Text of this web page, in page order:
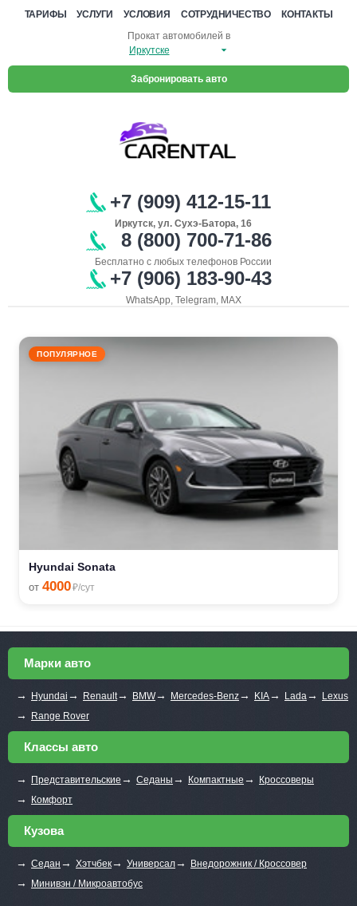
ТАРИФЫ УСЛУГИ УСЛОВИЯ СОТРУДНИЧЕСТВО
КОНТАКТЫ
Прокат автомобилей в
Забронировать авто
+7 (909) 412-15-11
Иркутск, ул. Сухэ-Батора, 16
8 (800) 700-71-86
Бесплатно с любых телефонов России
+7 (906) 183-90-43
WhatsApp, Telegram, MAX
ПОПУЛЯРНОЕ
Hyundai Sonata
от 4000₽/сут
Марки авто
→ Hyundai → Renault→ BMW→ Mercedes-Benz→ KIA→ Lada→ Lexus
→ Range Rover
Классы авто
→ Представительские → Седаны → Компактные → Кроссоверы
→ Комфорт
Кузова
→ Седан → Хэтчбек→ Универсал→ Внедорожник / Кроссовер
→ Минивэн / Микроавтобус